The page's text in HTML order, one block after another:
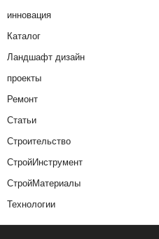
инновация
Каталог
Ландшафт дизайн
проекты
Ремонт
Статьи
Строительство
СтройИнструмент
СтройМатериалы
Технологии